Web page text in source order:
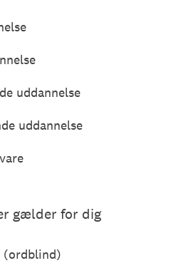
uddannelse
uddannelse
gælder for dig
(ordblind)